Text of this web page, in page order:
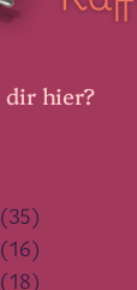
dir hier?
(35)
(16)
(18)